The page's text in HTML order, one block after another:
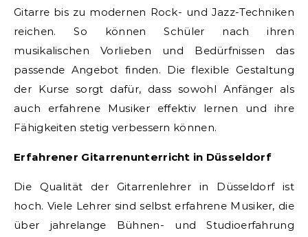
Gitarre bis zu modernen Rock- und Jazz-Techniken
reichen. So können Schüler nach ihren
musikalischen Vorlieben und Bedürfnissen das
passende Angebot finden. Die flexible Gestaltung
der Kurse sorgt dafür, dass sowohl Anfänger als
auch erfahrene Musiker effektiv lernen und ihre
Fähigkeiten stetig verbessern können.
Erfahrener Gitarrenunterricht in Düsseldorf
Die Qualität der Gitarrenlehrer in Düsseldorf ist
hoch. Viele Lehrer sind selbst erfahrene Musiker, die
über jahrelange Bühnen- und Studioerfahrung